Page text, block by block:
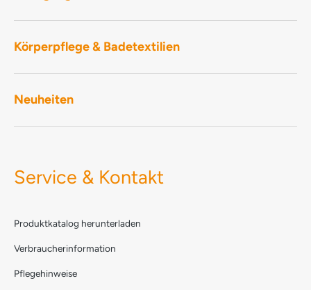
Bodengerät.
Körperpflege & Badetextilien
Neuheiten
Service & Kontakt
Produktkatalog herunterladen
Verbraucherinformation
Pflegehinweise